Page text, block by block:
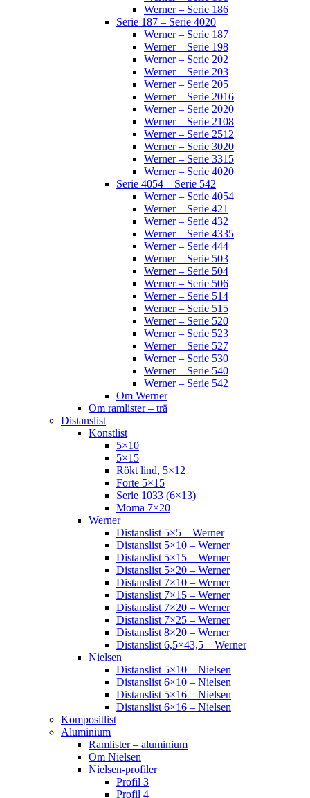
Werner – Serie 186
Serie 187 – Serie 4020
Werner – Serie 187
Werner – Serie 198
Werner – Serie 202
Werner – Serie 203
Werner – Serie 205
Werner – Serie 2016
Werner – Serie 2020
Werner – Serie 2108
Werner – Serie 2512
Werner – Serie 3020
Werner – Serie 3315
Werner – Serie 4020
Serie 4054 – Serie 542
Werner – Serie 4054
Werner – Serie 421
Werner – Serie 432
Werner – Serie 4335
Werner – Serie 444
Werner – Serie 503
Werner – Serie 504
Werner – Serie 506
Werner – Serie 514
Werner – Serie 515
Werner – Serie 520
Werner – Serie 523
Werner – Serie 527
Werner – Serie 530
Werner – Serie 540
Werner – Serie 542
Om Werner
Om ramlister – trä
Distanslist
Konstlist
5×10
5×15
Rökt lind, 5×12
Forte 5×15
Serie 1033 (6×13)
Moma 7×20
Werner
Distanslist 5×5 – Werner
Distanslist 5×10 – Werner
Distanslist 5×15 – Werner
Distanslist 5×20 – Werner
Distanslist 7×10 – Werner
Distanslist 7×15 – Werner
Distanslist 7×20 – Werner
Distanslist 7×25 – Werner
Distanslist 8×20 – Werner
Distanslist 6,5×43,5 – Werner
Nielsen
Distanslist 5×10 – Nielsen
Distanslist 6×10 – Nielsen
Distanslist 5×16 – Nielsen
Distanslist 6×16 – Nielsen
Kompositlist
Aluminium
Ramlister – aluminium
Om Nielsen
Nielsen-profiler
Profil 3
Profil 4